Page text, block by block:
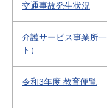
交通事故発生状況
介護サービス事業所
ト）
令和3年度 教育便覧